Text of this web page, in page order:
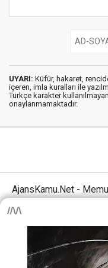
UYARI: Küfür, hakaret,
içeren, imla kuralları ile
Türkçe karakter
onaylanmamaktadır.
AjansKamu.Net -
Sitene Ekle